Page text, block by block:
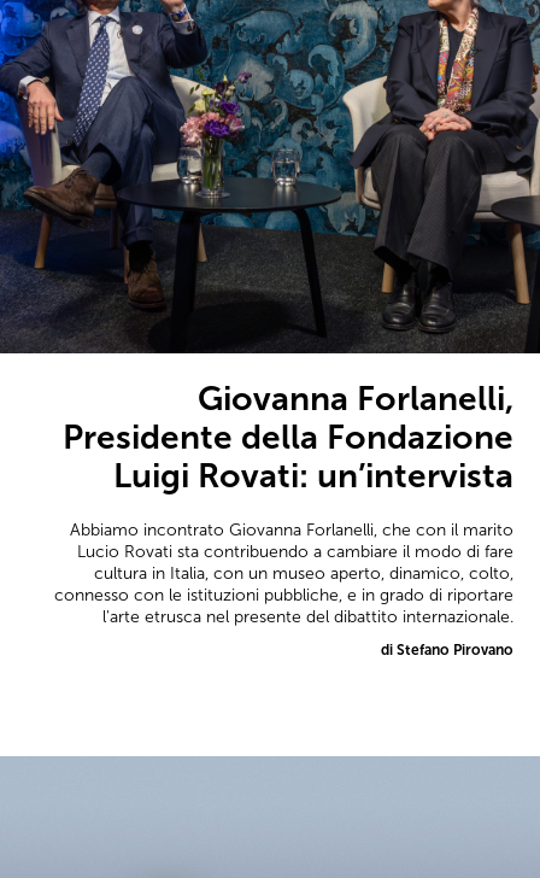
Giovanna Forlanelli,
Presidente della Fondazione
Luigi Rovati: un’intervista
Abbiamo incontrato Giovanna Forlanelli, che con il marito
Lucio Rovati sta contribuendo a cambiare il modo di fare
cultura in Italia, con un museo aperto, dinamico, colto,
connesso con le istituzioni pubbliche, e in grado di riportare
l'arte etrusca nel presente del dibattito internazionale.
di Stefano Pirovano